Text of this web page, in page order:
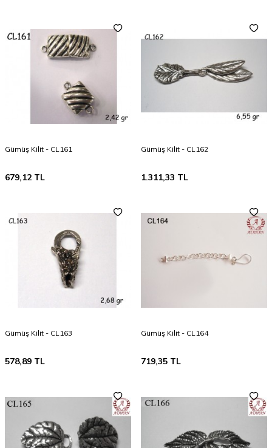
Gümüş Kilit - CL161
679,12 TL
Gümüş Kilit - CL162
1.311,33 TL
Gümüş Kilit - CL163
578,89 TL
Gümüş Kilit - CL164
719,35 TL